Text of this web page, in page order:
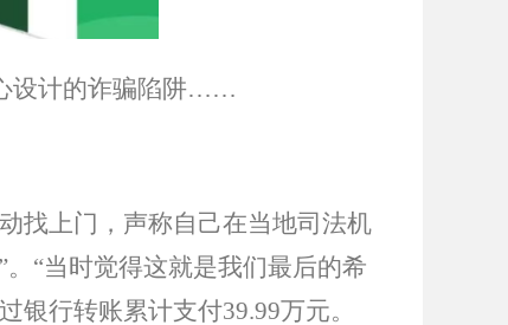
设计的诈骗陷阱……
找上门，声称自己在当地司法机
“当时觉得这就是我们最后的希
银行转账累计支付39.99万元。